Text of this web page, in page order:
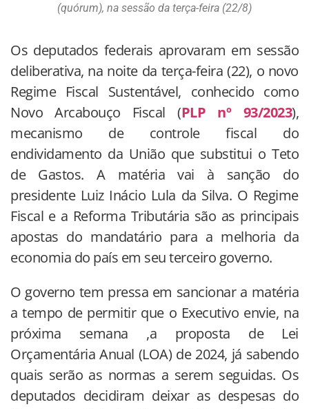
(quórum), na sessão da terça-feira (22/8)
Os deputados federais aprovaram em sessão
deliberativa, na noite da terça-feira (22), o novo
Regime Fiscal Sustentável, conhecido como
Novo Arcabouço Fiscal (PLP nº 93/2023),
mecanismo de controle fiscal do
endividamento da União que substitui o Teto
de Gastos. A matéria vai à sanção do
presidente Luiz Inácio Lula da Silva. O Regime
Fiscal e a Reforma Tributária são as principais
apostas do mandatário para a melhoria da
economia do país em seu terceiro governo.
O governo tem pressa em sancionar a matéria
a tempo de permitir que o Executivo envie, na
próxima semana ,a proposta de Lei
Orçamentária Anual (LOA) de 2024, já sabendo
quais serão as normas a serem seguidas. Os
deputados decidiram deixar as despesas do